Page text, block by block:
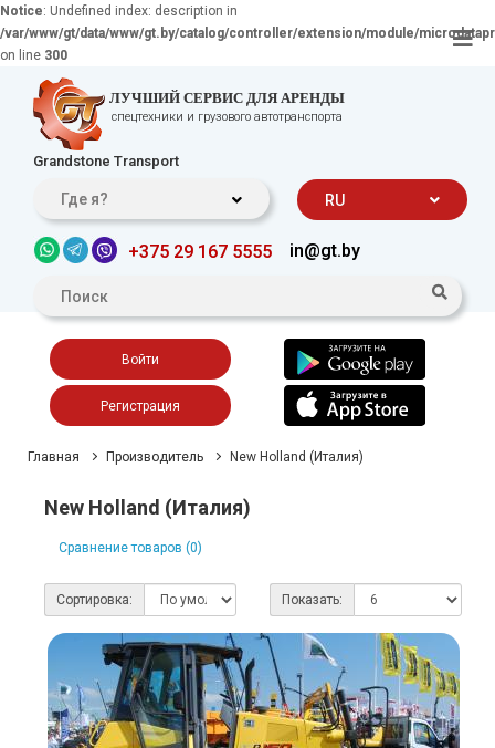
Notice: Undefined index: description in
/var/www/gt/data/www/gt.by/catalog/controller/extension/module/
on line 300
ЛУЧШИЙ СЕРВИС ДЛЯ АРЕНДЫ
спецтехники и грузового автотранспорта
Grandstone Transport
Где я? RU
+375 29 167 5555 in@gt.by
Войти
Регистрация
Главная Производитель New Holland (Италия)
New Holland (Италия)
Сравнение товаров (0)
Сортировка: Показать: